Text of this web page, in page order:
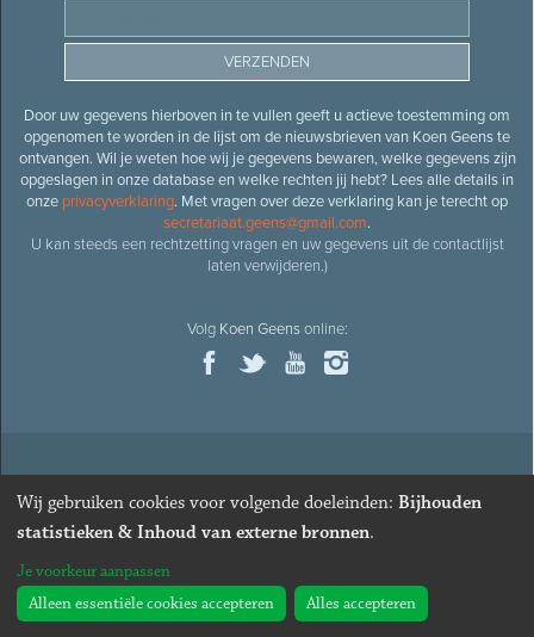
Door uw gegevens hierboven in te vullen geeft u actieve toestemming om
opgenomen te worden in de lijst om de nieuwsbrieven van Koen Geens te
ontvangen. Wil je weten hoe wij je gegevens bewaren, welke gegevens zijn
opgeslagen in onze database en welke rechten jij hebt? Lees alle details in
onze privacyverklaring. Met vragen over deze verklaring kan je terecht op
secretariaat.geens@gmail.com.
U kan steeds een rechtzetting vragen en uw gegevens uit de contactlijst
laten verwijderen.)
Volg Koen Geensonline:
© 2026Oud-minister en ere-volksvertegenwoordiger Koen
· Alle rechten voorbehouden · Cookies wijzigen
Webdesign&website ontwikkelingdoor Zenjoy in Leuven
Wij gebruiken cookies voor volgende doeleinden: Bijhouden
statistieken & Inhoud van externe bronnen.
Je voorkeur aanpassen
Alleen essentiële cookies accepteren
Alles accepteren